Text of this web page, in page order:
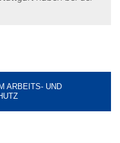
ARBEITS- UND